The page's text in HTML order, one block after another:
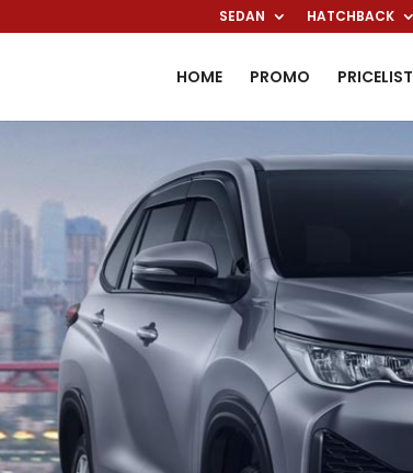
SEDAN HATCHBACK
HOME PROMO PRICELIST